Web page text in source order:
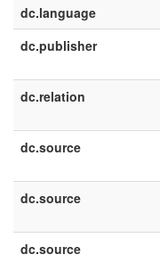
dc.language
dc.publisher
dc.relation
dc.source
dc.source
dc.source